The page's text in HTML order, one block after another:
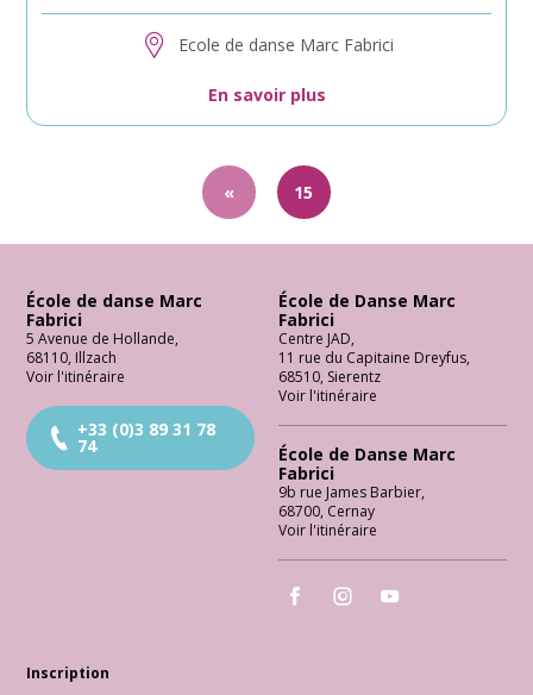
Ecole de danse Marc Fabrici
En savoir plus
« 15
École de danse Marc
Fabrici
5 Avenue de Hollande,
68110, Illzach
Voir l'itinéraire
+33 (0)3 89 31 78
74
École de Danse Marc
Fabrici
Centre JAD,
11 rue du Capitaine Dreyfus,
68510, Sierentz
Voir l'itinéraire
École de Danse Marc
Fabrici
9b rue James Barbier,
68700, Cernay
Voir l'itinéraire
École de Danse Marc Fabrici
École de Danse Marc Fabrici
École de Danse
Inscription